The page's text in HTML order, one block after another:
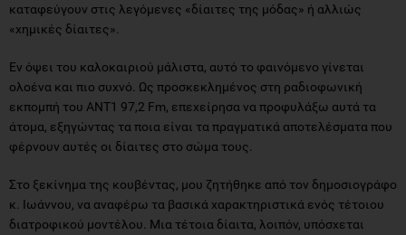
καταφεύγουν στις λεγόμενες «δίαιτες της μόδας» ή αλλιώς
«χημικές δίαιτες».
Εν όψει του καλοκαιριού μάλιστα, αυτό το φαινόμενο γίνεται
ολοένα και πιο συχνό. Ως προσκεκλημένος στη ραδιοφωνική
εκπομπή του ΑΝΤ1 97,2 Fm, επεχείρησα να προφυλάξω αυτά τα
άτομα, εξηγώντας τα ποια είναι τα πραγματικά αποτελέσματα που
φέρνουν αυτές οι δίαιτες στο σώμα τους.
Στο ξεκίνημα της κουβέντας, μου ζητήθηκε από τον δημοσιογράφο
κ. Ιωάννου, να αναφέρω τα βασικά χαρακτηριστικά ενός τέτοιου
διατροφικού μοντέλου. Μια τέτοια δίαιτα, λοιπόν, υπόσχεται